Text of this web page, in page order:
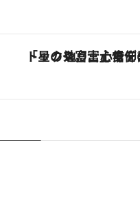
「星のや富士」でデジタルデトックス。冨士信仰の歴史を辿り、心身を調える。